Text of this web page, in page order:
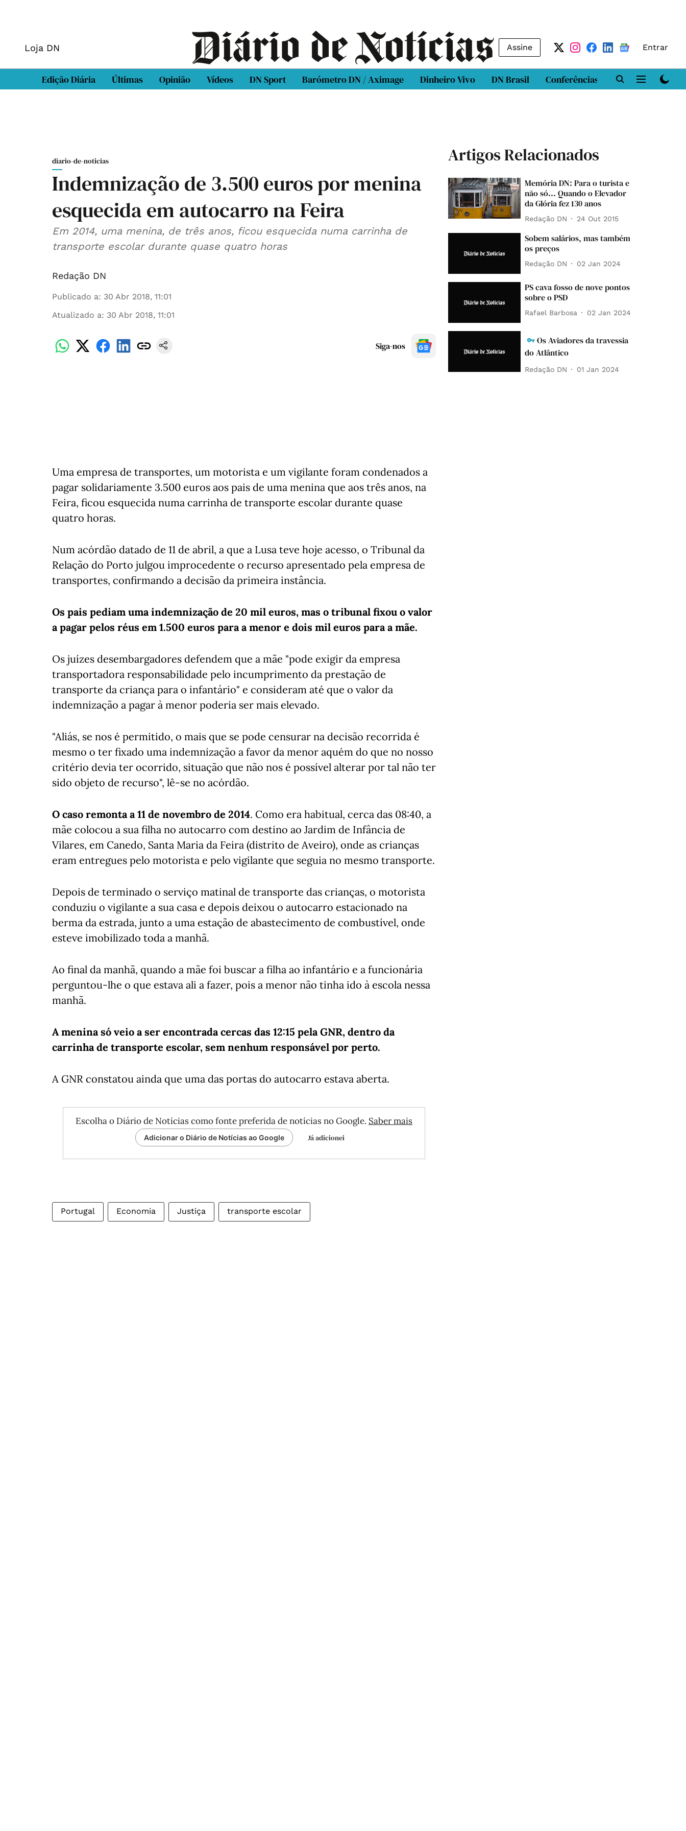
Loja DN Assine Entrar
Edição Diária Últimas Opinião Vídeos DN Sport Barómetro DN / Aximage Dinheiro Vivo DN Brasil Conferências DN LAB
diario-de-noticias
Indemnização de 3.500 euros por menina
esquecida em autocarro na Feira
Em 2014, uma menina, de três anos, ficou esquecida numa carrinha de
transporte escolar durante quase quatro horas
Redação DN
Publicado a: 30 Abr 2018, 11:01
Atualizado a: 30 Abr 2018, 11:01
Siga-nos
Uma empresa de transportes, um motorista e um vigilante foram condenados a
pagar solidariamente 3.500 euros aos pais de uma menina que aos três anos, na
Feira, ficou esquecida numa carrinha de transporte escolar durante quase
quatro horas.
Num acórdão datado de 11 de abril, a que a Lusa teve hoje acesso, o Tribunal da
Relação do Porto julgou improcedente o recurso apresentado pela empresa de
transportes, confirmando a decisão da primeira instância.
Os pais pediam uma indemnização de 20 mil euros, mas o tribunal fixou o valor
a pagar pelos réus em 1.500 euros para a menor e dois mil euros para a mãe.
Os juízes desembargadores defendem que a mãe "pode exigir da empresa
transportadora responsabilidade pelo incumprimento da prestação de
transporte da criança para o infantário" e consideram até que o valor da
indemnização a pagar à menor poderia ser mais elevado.
"Aliás, se nos é permitido, o mais que se pode censurar na decisão recorrida é
mesmo o ter fixado uma indemnização a favor da menor aquém do que no nosso
critério devia ter ocorrido, situação que não nos é possível alterar por tal não ter
sido objeto de recurso", lê-se no acórdão.
O caso remonta a 11 de novembro de 2014. Como era habitual, cerca das 08:40, a
mãe colocou a sua filha no autocarro com destino ao Jardim de Infância de
Vilares, em Canedo, Santa Maria da Feira (distrito de Aveiro), onde as crianças
eram entregues pelo motorista e pelo vigilante que seguia no mesmo transporte.
Depois de terminado o serviço matinal de transporte das crianças, o motorista
conduziu o vigilante a sua casa e depois deixou o autocarro estacionado na
berma da estrada, junto a uma estação de abastecimento de combustível, onde
esteve imobilizado toda a manhã.
Ao final da manhã, quando a mãe foi buscar a filha ao infantário e a funcionária
perguntou-lhe o que estava ali a fazer, pois a menor não tinha ido à escola nessa
manhã.
A menina só veio a ser encontrada cercas das 12:15 pela GNR, dentro da
carrinha de transporte escolar, sem nenhum responsável por perto.
A GNR constatou ainda que uma das portas do autocarro estava aberta.
Escolha o Diário de Notícias como fonte preferida de notícias no Google. Saber mais
Adicionar o Diário de Notícias ao Google Já adicionei
Portugal Economia Justiça transporte escolar
Artigos Relacionados
Memória DN: Para o turista e
não só... Quando o Elevador
da Glória fez 130 anos
Redação DN 24 Out 2015
Sobem salários, mas também
os preços
Redação DN 02 Jan 2024
PS cava fosso de nove pontos
sobre o PSD
Rafael Barbosa 02 Jan 2024
Os Aviadores da travessia
do Atlântico
Redação DN 01 Jan 2024